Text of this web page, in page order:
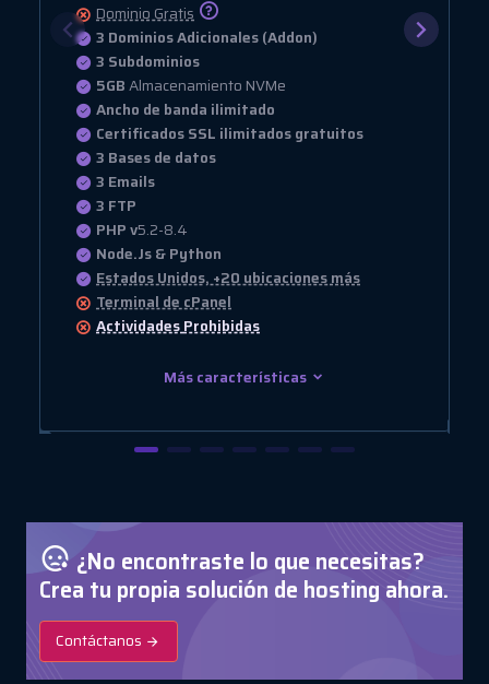
Dominio Gratis
3 Dominios Adicionales (Addon)
3 Subdominios
5GBAlmacenamiento NVMe
Ancho de banda ilimitado
Certificados SSL ilimitados gratuitos
3 Bases de datos
3 Emails
3 FTP
PHP v5.2-8.4
Node.Js & Python
Estados Unidos, +20 ubicaciones más
Terminal de cPanel
ActividadesProhibidas
Más características
¿No encontraste lo que necesitas?
Crea tu propia solución de hosting ahora.
Contáctanos